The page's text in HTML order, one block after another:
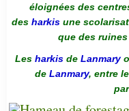
éloignées des
des harkis une
que des
Les harkis de Lanmary
de Lanmary, entre